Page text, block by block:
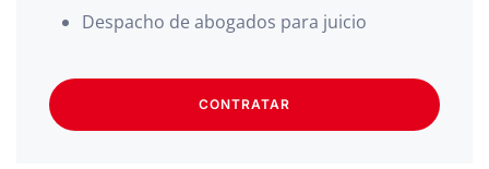
Despacho de abogados para juicio
CONTRATAR